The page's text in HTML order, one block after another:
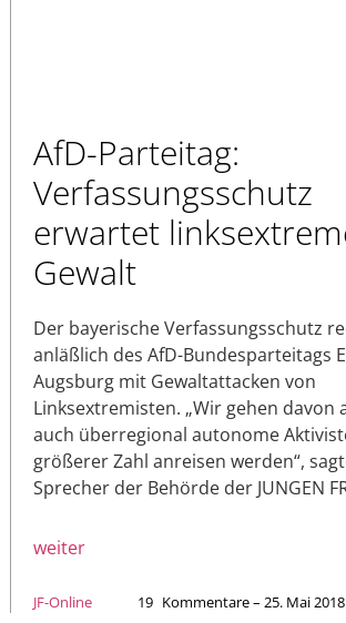
AfD-Parteitag:
Verfassungsschutz
erwartet
Gewalt
Der bayerische Verfassungsschutz
anläßlich des AfD-Bundesparteitags
Augsburg mit Gewaltattacken von
Linksextremisten. „Wir gehen davon
auch überregional autonome
größerer Zahl anreisen werden“,
Sprecher der Behörde der JUNGEN
weiter
JF-Online 19 Kommentare – 25. Mai